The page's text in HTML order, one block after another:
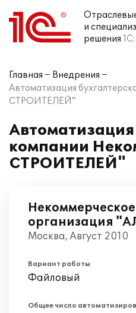
и
решения
Главная
Внедрения
Автоматизация
СТРОИТЕЛЕЙ"
Автоматизация
компании
СТРОИТЕЛЕЙ"
организация
Москва, Август 2010
Вариант работы
Файловый
Общее число